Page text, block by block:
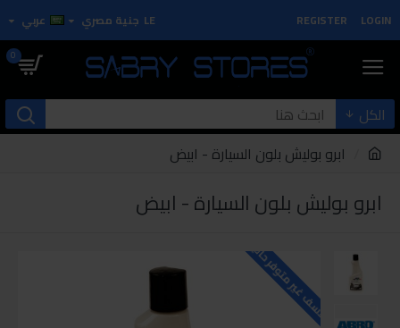
LOGIN
REGISTER
LE جنية مصري عربي
0
الكل
ابرو بوليش بلون السيارة - ابيض
ابرو بوليش بلون السيارة - ابيض
للاسف غير متوفر حاليا